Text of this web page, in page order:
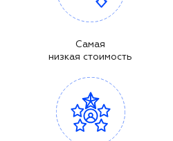
Самая
низкая стоимость